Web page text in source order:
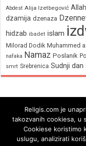
Abdest Alija Izetbegović Allah
dzamija dzenaza
hidzab ibadet islam
Milorad Dodik Muhammed
nafaka Namaz Poslanik
smrt Srebrenica Sudnji dan
Religis.com je
takozvanih cookiesa, u
Cookiese koristimo
uslugu, analizirati